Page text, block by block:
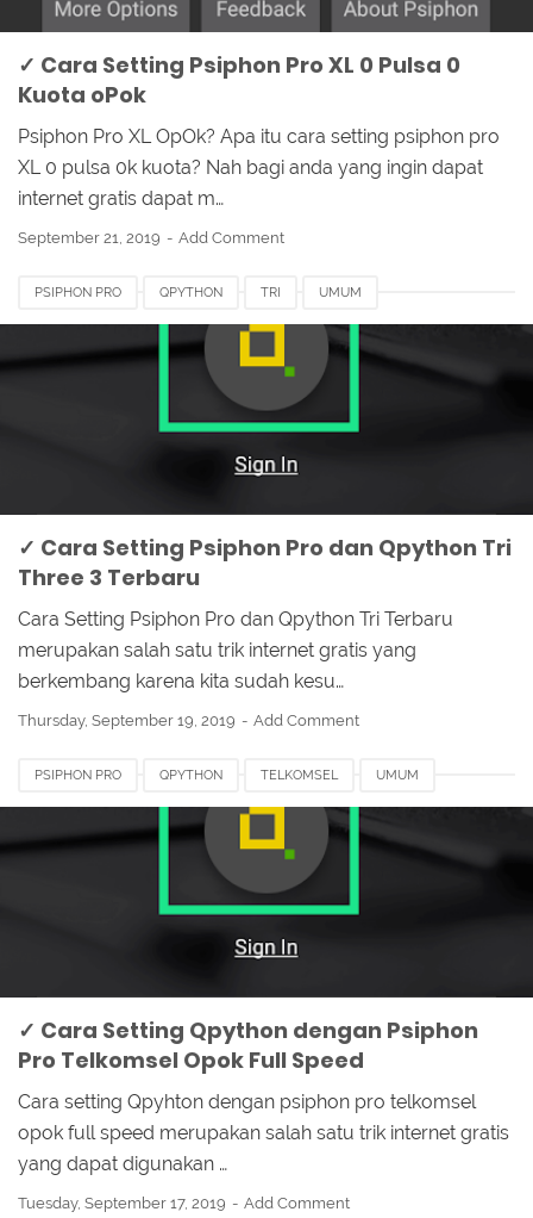
✓ Cara Setting Psiphon Pro XL 0 Pulsa 0
Kuota oPok
Psiphon Pro XL OpOk? Apa itu cara setting psiphon pro
XL 0 pulsa 0k kuota? Nah bagi anda yang ingin dapat
internet gratis dapat m…
September 21, 2019 Add Comment
PSIPHON PRO QPYTHON TRI UMUM
✓ Cara Setting Psiphon Pro dan Qpython Tri
Three 3 Terbaru
Cara Setting Psiphon Pro dan Qpython Tri Terbaru
merupakan salah satu trik internet gratis yang
berkembang karena kita sudah kesu…
Thursday, September 19, 2019 Add Comment
PSIPHON PRO QPYTHON TELKOMSEL UMUM
✓ Cara Setting Qpython dengan Psiphon
Pro Telkomsel Opok Full Speed
Cara setting Qpyhton dengan psiphon pro telkomsel
opok full speed merupakan salah satu trik internet gratis
yang dapat digunakan …
Tuesday, September 17, 2019 Add Comment